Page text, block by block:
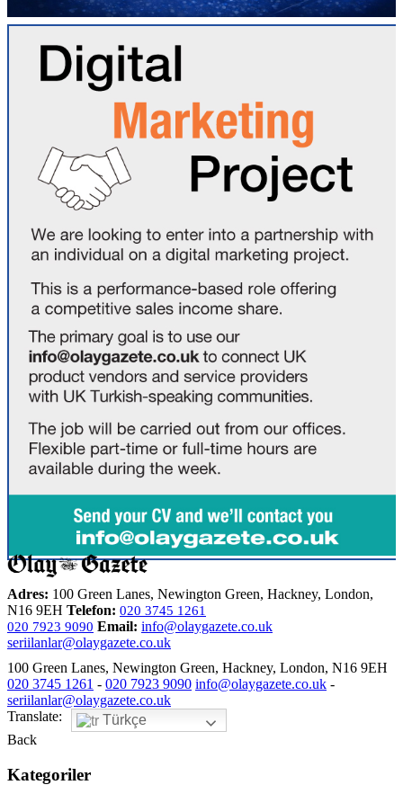
Adres: 100 Green Lanes, Newington Green, Hackney, London,
N16 9EH Telefon: 020 3745 1261
020 7923 9090 Email: info@olaygazete.co.uk
seriilanlar@olaygazete.co.uk
100 Green Lanes, Newington Green, Hackney, London, N16 9EH
020 3745 1261 - 020 7923 9090 info@olaygazete.co.uk -
seriilanlar@olaygazete.co.uk
Translate:
Türkçe
Back
Kategoriler